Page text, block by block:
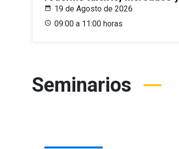
19 de Agosto de 2026
09:00 a 11:00 horas
Seminarios